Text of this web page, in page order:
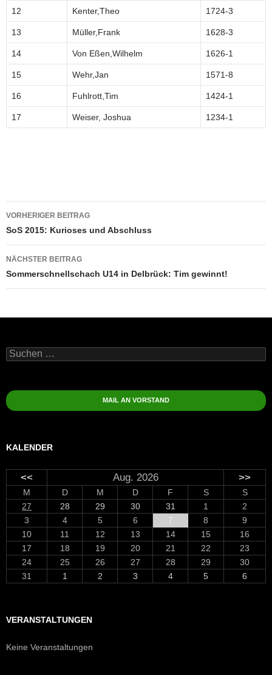
12 Kenter,Theo 1724-3
13 Müller,Frank 1628-3
14 Von Eßen,Wilhelm 1626-1
15 Wehr,Jan 1571-8
16 Fuhlrott,Tim 1424-1
17 Weiser, Joshua 1234-1
Beitragsnavigation
VORHERIGER BEITRAG
SoS 2015: Kurioses und Abschluss
NÄCHSTER BEITRAG
Sommerschnellschach U14 in Delbrück: Tim gewinnt!
Suchen
nach:
MAIL AN VORSTAND
KALENDER
<< Aug. 2026 >>
M D M D F S
S
27
28 29 30 31 1
2
3
4 5 6 7 8
9
10
11 12 13 14 15
16
17
18 19 20 21 22
23
24
25 26 27 28 29
30
31
1 2 3 4 5 6
VERANSTALTUNGEN
Keine Veranstaltungen